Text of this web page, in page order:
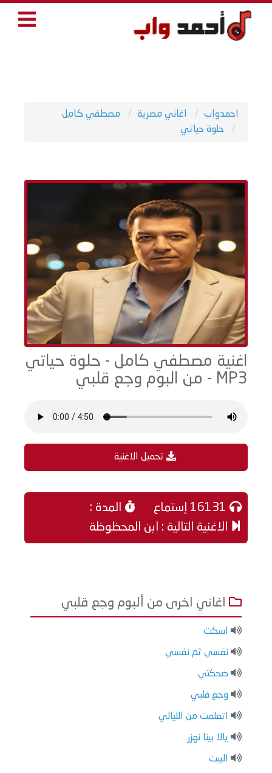
احمدواب اغاني مصرية
مصطفي كامل
حلوة حياتي
اغنية مصطفي كامل - حلوة حياتي
MP3 - من البوم وجع قلبي
تحميل الاغنية
المدة :
الاغنية التالية : ابن المحظوظة
اغاني اخرى من ألبوم وجع قلبي
اسكت
نفسي ثم نفسي
ضحكتي
وجع قلبي
اتعلمت من الليالي
يالا بينا نهزر
البيت